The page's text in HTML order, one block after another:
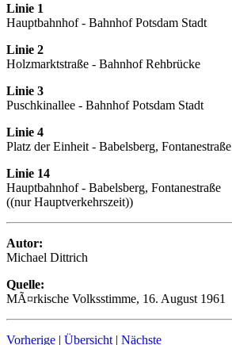
Linie 1
Hauptbahnhof - Bahnhof Potsdam Stadt
Linie 2
Holzmarktstraße - Bahnhof Rehbrücke
Linie 3
Puschkinallee - Bahnhof Potsdam Stadt
Linie 4
Platz der Einheit - Babelsberg, Fontanestraße
Linie 14
Hauptbahnhof - Babelsberg, Fontanestraße
((nur Hauptverkehrszeit))
Autor:
Michael Dittrich
Quelle:
MÃ¤rkische Volksstimme, 16. August 1961
Vorherige | Übersicht | Nächste